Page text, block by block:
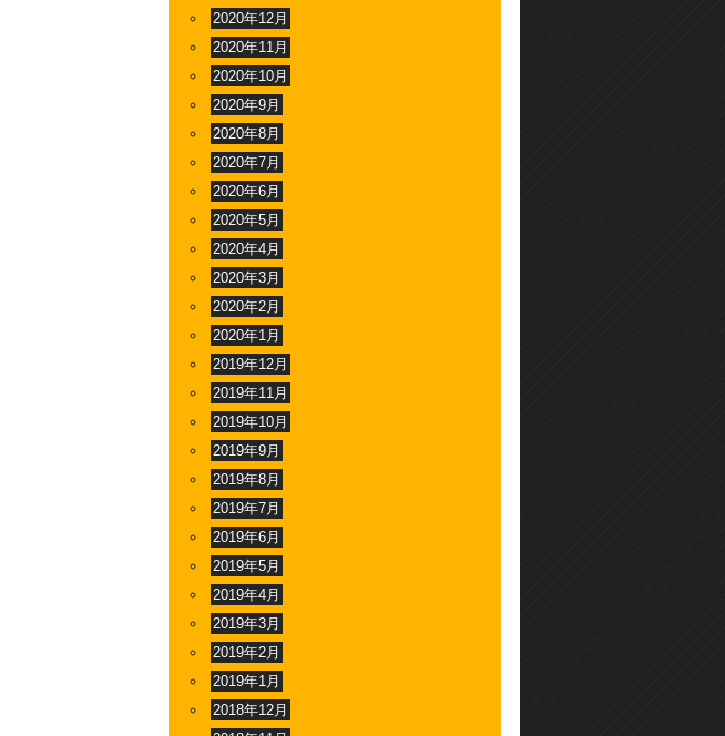
2020年12月
2020年11月
2020年10月
2020年9月
2020年8月
2020年7月
2020年6月
2020年5月
2020年4月
2020年3月
2020年2月
2020年1月
2019年12月
2019年11月
2019年10月
2019年9月
2019年8月
2019年7月
2019年6月
2019年5月
2019年4月
2019年3月
2019年2月
2019年1月
2018年12月